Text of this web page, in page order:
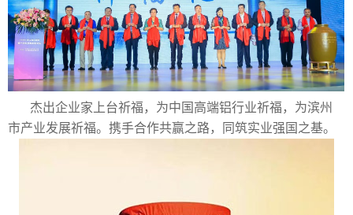
杰出企业家上台祈福，为中国高端铝行业祈福，为滨州
市产业发展祈福。携手合作共赢之路，同筑实业强国之基。